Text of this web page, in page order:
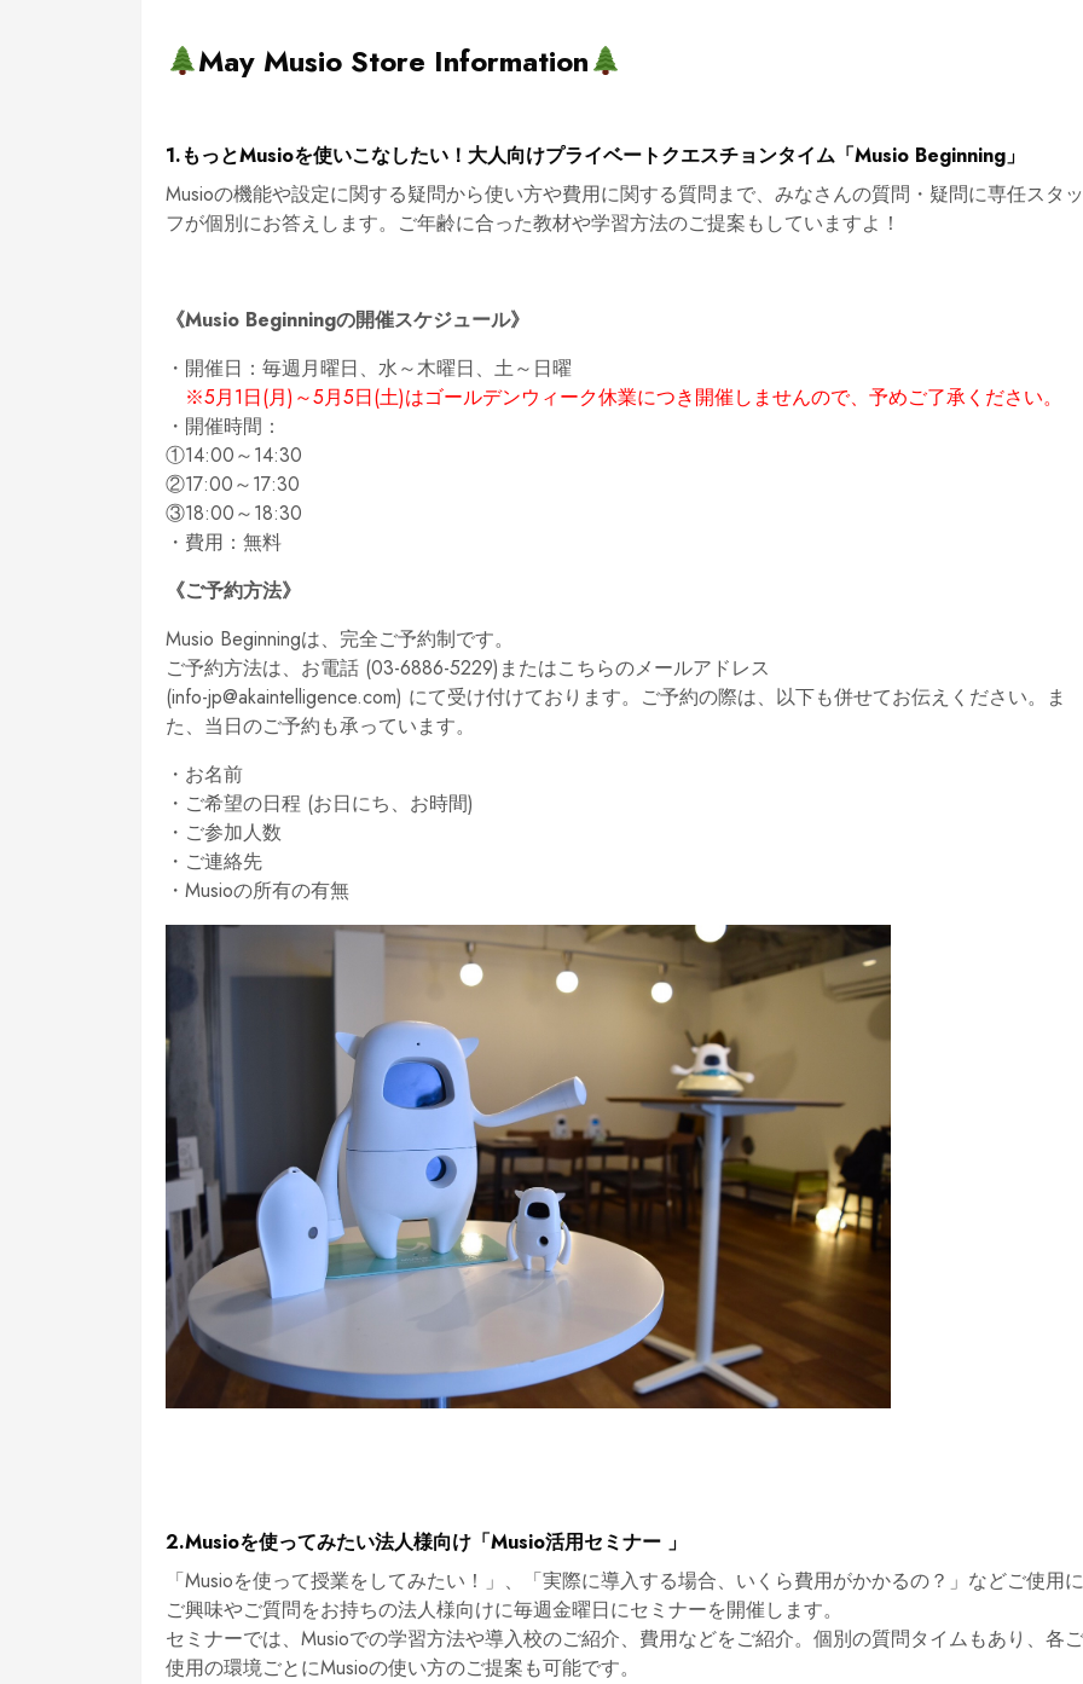
May Musio Store Information
1.もっとMusioを使いこなしたい！大人向けプライベートクエスチョンタイム「Musio Beginning」
Musioの機能や設定に関する疑問から使い方や費用に関する質問まで、みなさんの質問・疑問に専任スタッ
フが個別にお答えします。ご年齢に合った教材や学習方法のご提案もしていますよ！
《Musio Beginningの開催スケジュール》
・開催日：毎週月曜日、水～木曜日、土～日曜
※5月1日(月)～5月5日(土)はゴールデンウィーク休業につき開催しませんので、予めご了承ください。
・開催時間：
①14:00～14:30
②17:00～17:30
③18:00～18:30
・費用：無料
《ご予約方法》
Musio Beginningは、完全ご予約制です。
ご予約方法は、お電話 (03-6886-5229)またはこちらのメールアドレス
(info-jp@akaintelligence.com) にて受け付けております。ご予約の際は、以下も併せてお伝えください。ま
た、当日のご予約も承っています。
・お名前
・ご希望の日程 (お日にち、お時間)
・ご参加人数
・ご連絡先
・Musioの所有の有無
2.Musioを使ってみたい法人様向け「Musio活用セミナー 」
「Musioを使って授業をしてみたい！」、「実際に導入する場合、いくら費用がかかるの？」などご使用に
ご興味やご質問をお持ちの法人様向けに毎週金曜日にセミナーを開催します。
セミナーでは、Musioでの学習方法や導入校のご紹介、費用などをご紹介。個別の質問タイムもあり、各ご
使用の環境ごとにMusioの使い方のご提案も可能です。